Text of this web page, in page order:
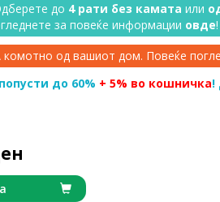
до 4 рати без камата или
за повеќе информации овде!
од вашиот дом. Повеќе
до 60% + 5% во кошничка!